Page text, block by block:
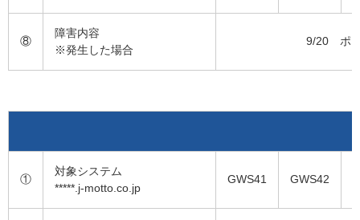
⑧
障害内容
※発生した場合
9/20 ポー
①
対象システム
*****.j-motto.co.jp
GWS41 GWS42